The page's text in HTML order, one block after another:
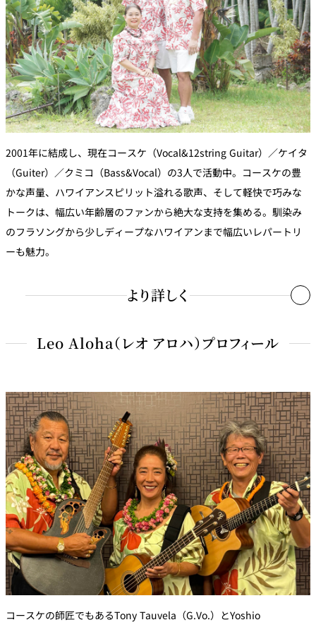
2001年に結成し、現在コースケ（Vocal&12string Guitar）／ケイタ
（Guiter）／クミコ（Bass&Vocal）の3人で活動中。コースケの豊
かな声量、ハワイアンスピリット溢れる歌声、そして軽快で巧みな
トークは、幅広い年齢層のファンから絶大な支持を集める。馴染み
のフラソングから少しディープなハワイアンまで幅広いレパートリ
ーも魅力。
より詳しく
ハワイアンに馴染みのない方でも、フラと共に繰り広げられる
フロントマンのコースケはハワイ語での作詞・作曲も手がけ、オリ
ジナル曲を収録したアルバムはHawaii Music Awards International
Hawaiian部門を2年連続受賞、ハワイのグラミー賞とも言われるNA
HOKU HANOHANO AWARDS International部門で、2012年日本人初
の受賞を果たし、まさに名実共に日本を代表するハワイアンバンド
である。
公式HPはこちら：http://kaulana.info/kaulana/index.html
Leo Aloha（レオ アロハ）プロフィール
コースケの師匠でもあるTony Tauvela（G.Vo.）とYoshio